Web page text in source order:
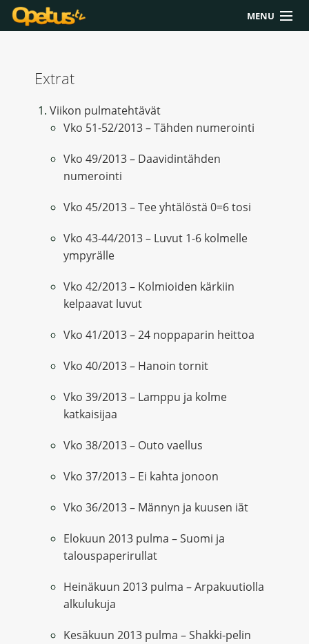
MENU
Yläkoulu
Extrat
Viikon pulmatehtävät
Vko 51-52/2013 – Tähden numerointi
Vko 49/2013 – Daavidintähden
numerointi
Vko 45/2013 – Tee yhtälöstä 0=6 tosi
Vko 43-44/2013 – Luvut 1-6 kolmelle
ympyrälle
Vko 42/2013 – Kolmioiden kärkiin
kelpaavat luvut
Vko 41/2013 – 24 noppaparin heittoa
Vko 40/2013 – Hanoin tornit
Vko 39/2013 – Lamppu ja kolme
katkaisijaa
Vko 38/2013 – Outo vaellus
Vko 37/2013 – Ei kahta jonoon
Vko 36/2013 – Männyn ja kuusen iät
Elokuun 2013 pulma – Suomi ja
talouspaperirullat
Heinäkuun 2013 pulma – Arpakuutiolla
alkulukuja
Kesäkuun 2013 pulma – Shakki-pelin